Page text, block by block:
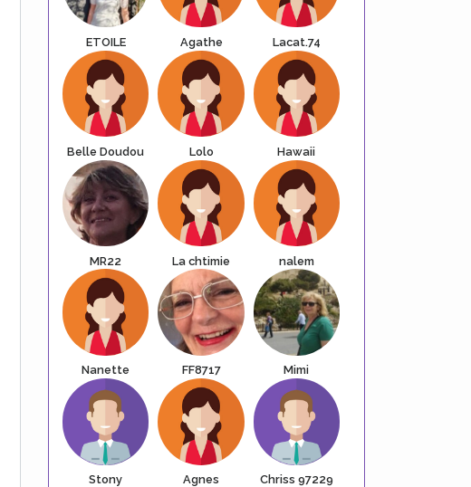
ETOILE Agathe Lacat.74
Belle Doudou Lolo Hawaii
MR22 La chtimie nalem
Nanette FF8717 Mimi
Stony Agnes Chriss 97229